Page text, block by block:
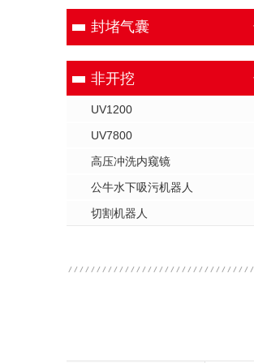
封堵气囊
非开挖
UV1200
UV7800
高压冲洗内窥镜
公牛水下吸污机器人
切割机器人